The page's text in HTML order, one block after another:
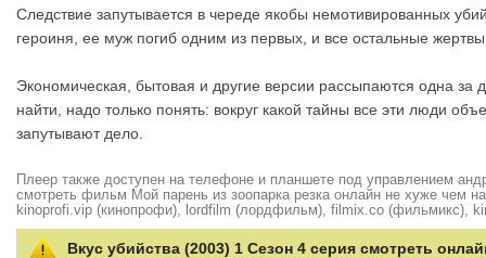
Следствие запутывается в череде якобы немотивированных
героиня, ее муж погиб одним из первых, и все остальные
Экономическая, бытовая и другие версии рассыпаются одна
найти, надо только понять: вокруг какой тайны все эти люди
запутывают дело.
Плеер также доступен на телефоне и планшете под управлением
смотреть фильм Мой парень из зоопарка резка онлайн не хуже чем
kinoprofi.vip (кинопрофи), lordfilm (лордфильм), filmix.co (фильмикс),
Вкус убийства (2003) 1 Сезон 4 серия смотреть